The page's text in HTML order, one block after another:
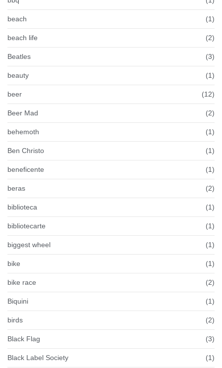
beach (1)
beach life (2)
Beatles (3)
beauty (1)
beer (12)
Beer Mad (2)
behemoth (1)
Ben Christo (1)
beneficente (1)
beras (2)
biblioteca (1)
bibliotecarte (1)
biggest wheel (1)
bike (1)
bike race (2)
Biquini (1)
birds (2)
Black Flag (3)
Black Label Society (1)